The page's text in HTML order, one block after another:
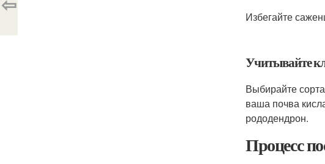
Избегайте
Учитывайте
Выбирайте
ваша почва
рододендрон.
Процесс